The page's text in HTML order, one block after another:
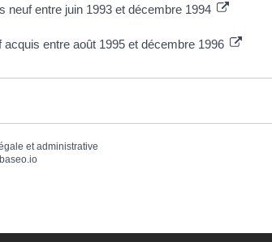
neuf entre juin 1993 et décembre 1994
acquis entre août 1995 et décembre 1996
et administrative
baseo.io